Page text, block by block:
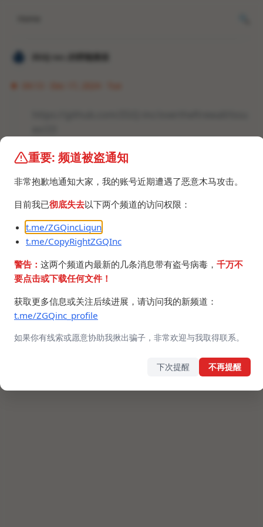
𝐙𝐆𝐐 ɪɴᴄ.的唠嗑频道
7Z"
重要: 频道被盗通知
非常抱歉地通知大家，我的账号近期遭遇了恶意木马攻击。
目前我已彻底失去以下两个频道的访问权限：
t.me/ZGQincLiqun
t.me/CopyRightZGQInc
警告： 这两个频道内最新的几条消息带有盗号病毒， 千万不
要点击或下载任何文件！
获取更多信息或关注后续进展，请访问我的新频道：
t.me/ZGQinc_profile
如果你有线索或愿意协助我揪出骗子，非常欢迎与我取得联系。
下次提醒 不再提醒